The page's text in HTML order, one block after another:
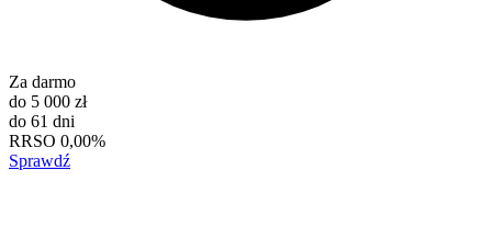
Za darmo
do 5 000 zł
do 61 dni
RRSO 0,00%
Sprawdź